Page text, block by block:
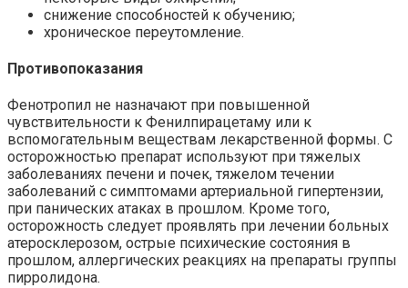
снижение способностей к обучению;
хроническое переутомление.
Противопоказания
Фенотропил не назначают при повышенной
чувствительности к Фенилпирацетаму или к
вспомогательным веществам лекарственной формы. С
осторожностью препарат используют при тяжелых
заболеваниях печени и почек, тяжелом течении
заболеваний с симптомами артериальной гипертензии,
при панических атаках в прошлом. Кроме того,
осторожность следует проявлять при лечении больных
атеросклерозом, острые психические состояния в
прошлом, аллергических реакциях на препараты группы
пирролидона.